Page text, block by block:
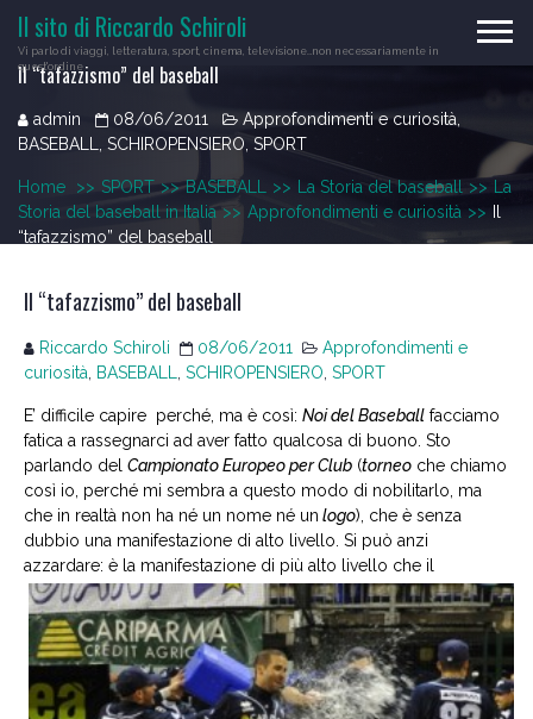
content
Il sito di Riccardo Schiroli
Vi parlo di viaggi, letteratura, sport, cinema, televisione…non necessariamente in
quest'ordine
Il “tafazzismo” del baseball
admin 08/06/2011 Approfondimenti e curiosità
BASEBALL
SCHIROPENSIERO SPORT
Home >> SPORT >> BASEBALL >> La Storia del baseball >> La
Storia del baseball in Italia >> Approfondimenti e curiosità >> Il
“tafazzismo” del baseball
Il “tafazzismo” del baseball
Riccardo Schiroli 08/06/2011
Approfondimenti e
curiosità
BASEBALL SCHIROPENSIERO SPORT
E’ difficile capire perché, ma è così: Noi del Baseball facciamo
fatica a rassegnarci ad aver fatto qualcosa di buono. Sto
parlando del Campionato Europeo per Club (torneo che chiamo
così io, perché mi sembra a questo modo di nobilitarlo, ma
che in realtà non ha né un nome né un logo), che è senza
dubbio una manifestazione di alto livello. Si può anzi
azzardare: è la manifestazione di più alto livello che il